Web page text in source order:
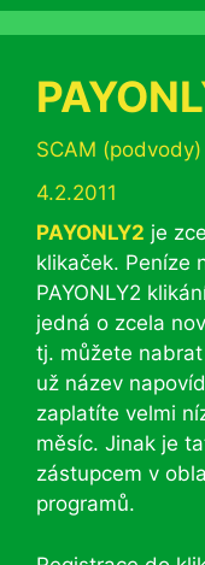
Rubriky
SCAM (podvody)
4.2.2011
PAYONLY2 je
klikaček. Peníze
PAYONLY2
jedná o zcela
tj. můžete
už název
zaplatíte velmi
měsíc. Jinak je
zástupcem v
programů.